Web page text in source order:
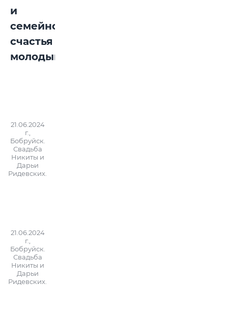
и
семейного
счастья
молодым!
21.06.2024
г.,
Бобруйск.
Свадьба
Никиты и
Дарьи
Ридевских.
21.06.2024
г.,
Бобруйск.
Свадьба
Никиты и
Дарьи
Ридевских.